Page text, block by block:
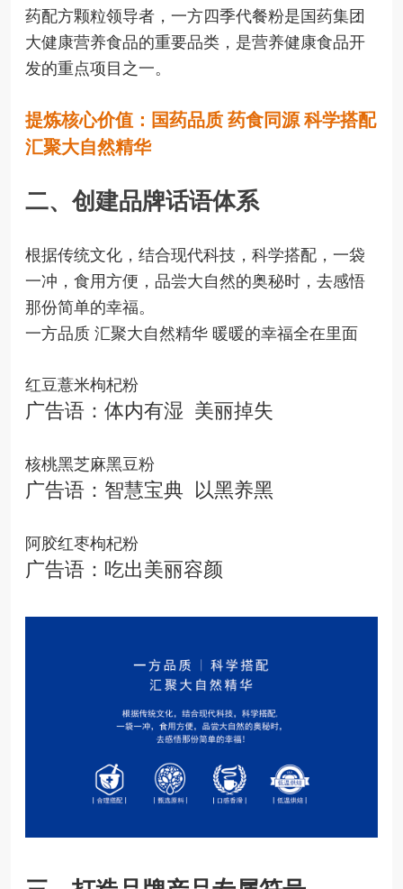
药配方颗粒领导者，一方四季代餐粉是国药集团
大健康营养食品的重要品类，是营养健康食品开
发的重点项目之一。
提炼核心价值：国药品质 药食同源 科学搭配
汇聚大自然精华
二、创建品牌话语体系
根据传统文化，结合现代科技，科学搭配，一袋
一冲，食用方便，品尝大自然的奥秘时，去感悟
那份简单的幸福。
一方品质 汇聚大自然精华 暖暖的幸福全在里面
红豆薏米枸杞粉
广告语：体内有湿 美丽掉失
核桃黑芝麻黑豆粉
广告语：智慧宝典 以黑养黑
阿胶红枣枸杞粉
广告语：吃出美丽容颜